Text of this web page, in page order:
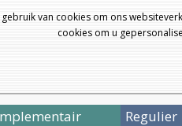
gebruik van cookies om ons
cookies om u
Regulier